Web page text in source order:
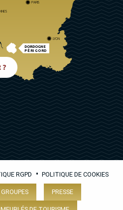
DORDOGNE
PÉRIGORD
PARIS
LYON
?
RGPD • POLITIQUE DE COOKIES
GROUPES PRESSE